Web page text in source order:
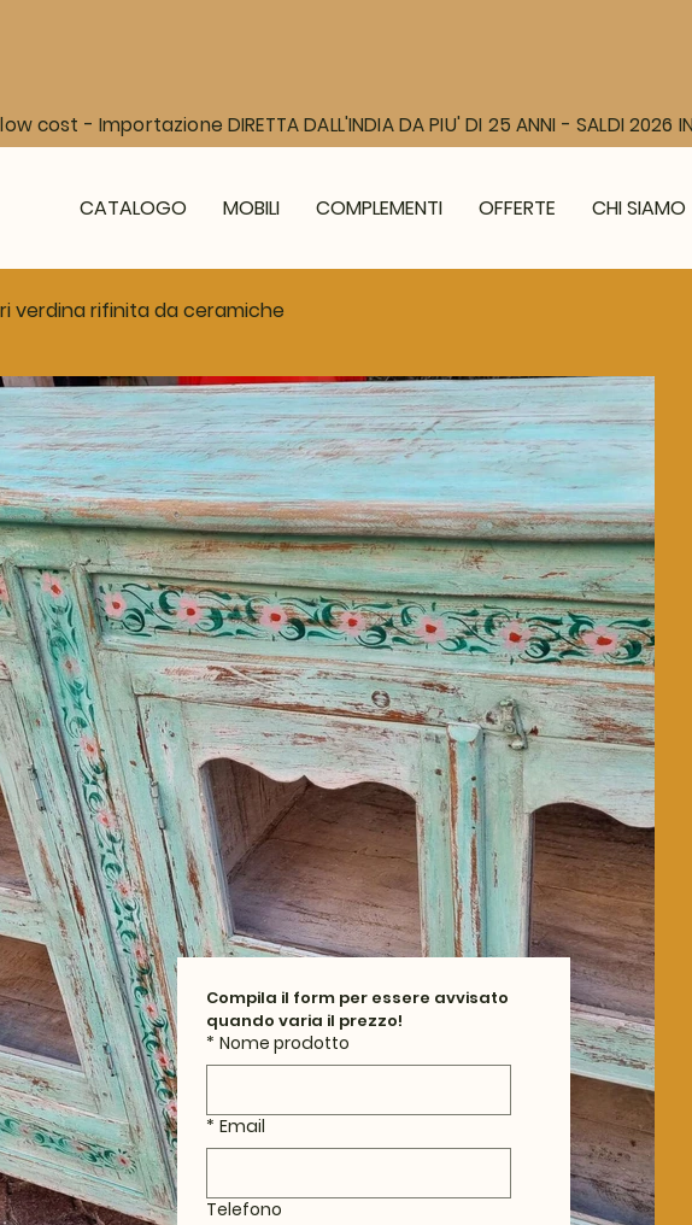
CATALOGO MOBILI COMPLEMENTI OFFERTE CHI SIAMO
verdina rifinita da ceramiche
Compila il form per essere avvisato
quando varia il prezzo!
* Nome prodotto
* Email
Telefono
cost - Importazione DIRETTA DALL'INDIA DA PIU' DI 25 ANNI - SALDI 2026